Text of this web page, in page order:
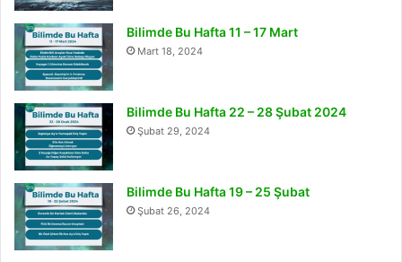
Bilimde Bu Hafta 11 – 17 Mart
Mart 18, 2024
Bilimde Bu Hafta 22 – 28 Şubat 2024
Şubat 29, 2024
Bilimde Bu Hafta 19 – 25 Şubat
Şubat 26, 2024